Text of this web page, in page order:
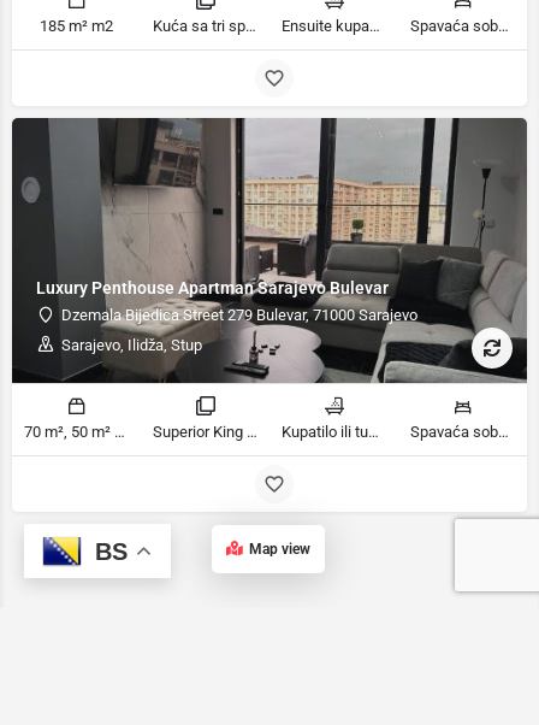
185 m² m2 Kuća sa tri spavaće sobe sobe Ensuite kupaonica, Kupatilo ili tuš kupatila Spavaća soba 1: 1 ekstra veliki bračni krevet | Spavaća soba 2: 1 veliki bračni krevet | Spavaća soba 3: 1 bračni krevet | Dnevni boravak: 3 kauča na razvlačenje ležaja
Luxury Penthouse Apartman Sarajevo Bulevar
Dzemala Bijedica Street 279 Bulevar, 71000 Sarajevo
Sarajevo, Ilidža, Stup
70 m², 50 m² m2 Superior King Suite, Jednosobni apartman sobe Kupatilo ili tuš, Ensuite kupaonica kupatila Spavaća soba 1: 1 veliki bračni krevet | Dnevni boravak: 2 kauča na razvlačenje | Dnevni boravak: 1 kauč na razvlačenje ležaja
Map view
BS